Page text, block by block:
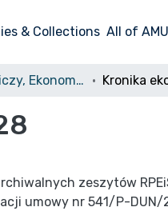
& Collections All of
Ruch Prawniczy, Ekonomiczny i Socjologiczny, 1928, nr 4
zeszytów
umowy nr 541/P-DUN/